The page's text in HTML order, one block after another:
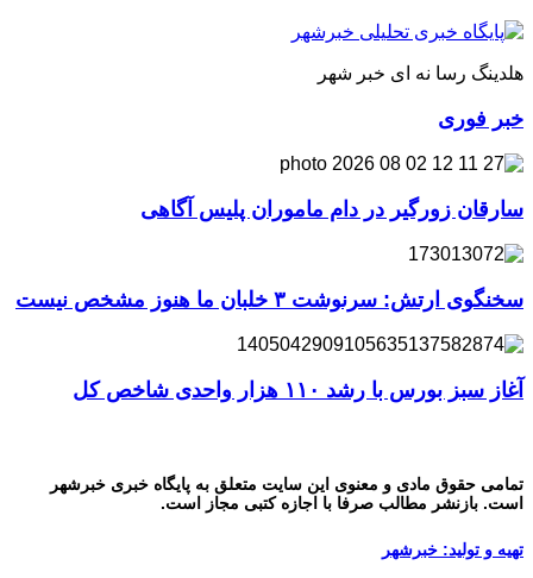
هلدینگ رسا نه ای خبر شهر
خبر فوری
سارقان زورگیر در دام ماموران پلیس آگاهی
سخنگوی ارتش: سرنوشت ۳ خلبان ما هنوز مشخص نیست
آغاز سبز بورس با رشد ۱۱۰ هزار واحدی شاخص کل
تمامی حقوق مادی و معنوی این سایت متعلق به پایگاه خبری خبرشهر
است. بازنشر مطالب صرفا با اجازه کتبی مجاز است.
تهیه و تولید: خبرشهر